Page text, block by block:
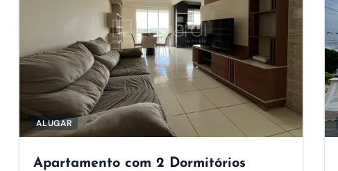
ALUGAR
Apartamento com 2 Dormitórios